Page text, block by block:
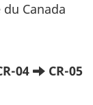
Canada
04
CR-05